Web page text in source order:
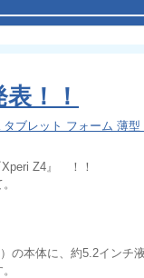
！！
タブレット フォーム 薄
Xperi Z4』 ！！
の本体に、約5.2インチ液